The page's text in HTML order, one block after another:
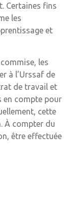
Certaines fins
les
et
les
à l’Urssaf de
de travail et
en compte pour
cette
À compter du
être effectuée